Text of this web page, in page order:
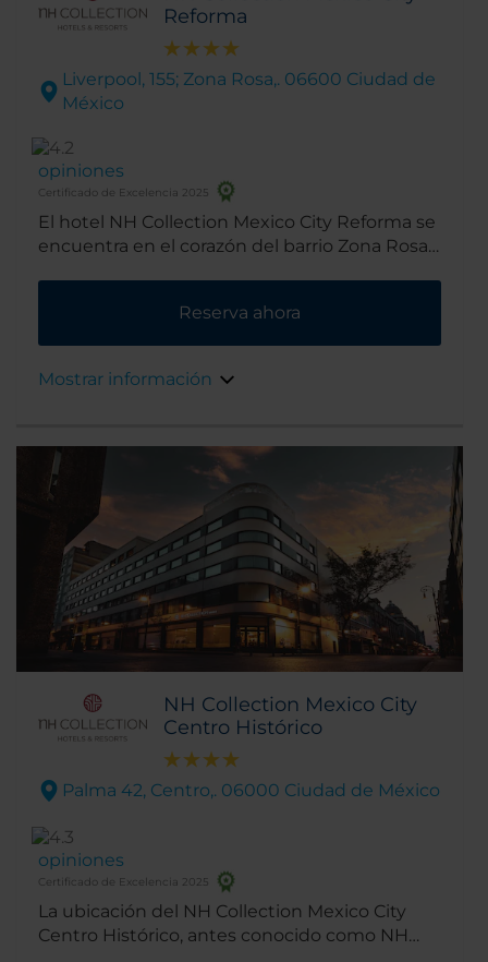
Reforma
Liverpool, 155; Zona Rosa,. 06600 Ciudad de
México
opiniones
Certificado de Excelencia 2025
El hotel NH Collection Mexico City Reforma se
encuentra en el corazón del barrio Zona Rosa,
turísticas del centro histórico se encuentran a
solo 15 minutos en metro y en las
de primer nivel, bares y restaurantes.
Reserva ahora
Mostrar información
NH Collection Mexico City
Centro Histórico
Palma 42, Centro,. 06000 Ciudad de México
opiniones
Certificado de Excelencia 2025
La ubicación del NH Collection Mexico City
Centro Histórico, antes conocido como NH